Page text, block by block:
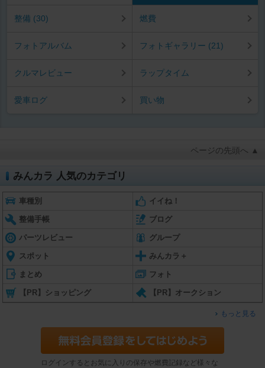
整備 (30) 燃費
フォトアルバム フォトギャラリー (21)
クルマレビュー ラップタイム
愛車ログ 買い物
ページの先頭へ ▲
みんカラ 人気のカテゴリ
車種別 イイね！
整備手帳 ブログ
パーツレビュー グループ
スポット みんカラ＋
まとめ フォト
【PR】ショッピング 【PR】オークション
もっと見る
ログインするとお気に入りの保存や燃費記録など様々な